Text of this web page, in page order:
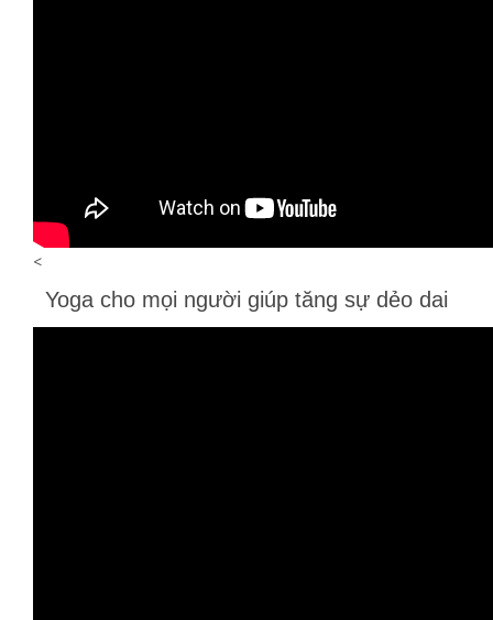
<
Yoga cho mọi người giúp tăng sự dẻo dai